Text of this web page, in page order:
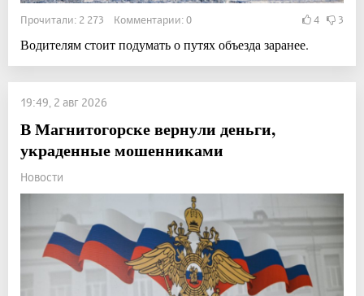
Прочитали: 2 273 Комментарии: 0 4 3
Водителям стоит подумать о путях объезда заранее.
19:49, 2 авг 2026
В Магнитогорске вернули деньги,
украденные мошенниками
Новости